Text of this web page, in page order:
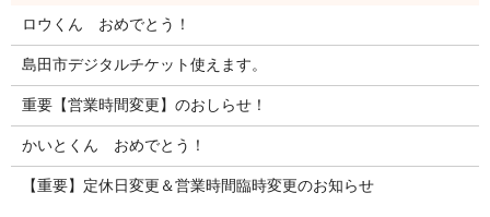
ロウくん おめでとう！
島田市デジタルチケット使えます。
重要【営業時間変更】のおしらせ！
かいとくん おめでとう！
【重要】定休日変更＆営業時間臨時変更のお知らせ